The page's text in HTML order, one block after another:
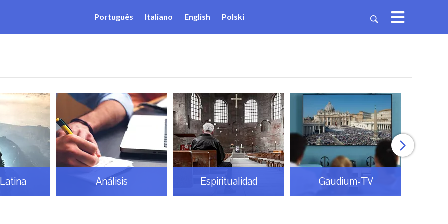
Português Italiano English Polski
Análisis Espiritualidad Gaudium-TV